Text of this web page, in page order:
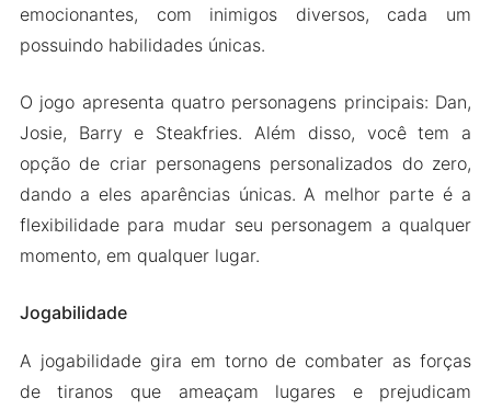
emocionantes, com inimigos diversos, cada um
possuindo habilidades únicas.
O jogo apresenta quatro personagens principais: Dan,
Josie, Barry e Steakfries. Além disso, você tem a
opção de criar personagens personalizados do zero,
dando a eles aparências únicas. A melhor parte é a
flexibilidade para mudar seu personagem a qualquer
momento, em qualquer lugar.
Jogabilidade
A jogabilidade gira em torno de combater as forças
de tiranos que ameaçam lugares e prejudicam